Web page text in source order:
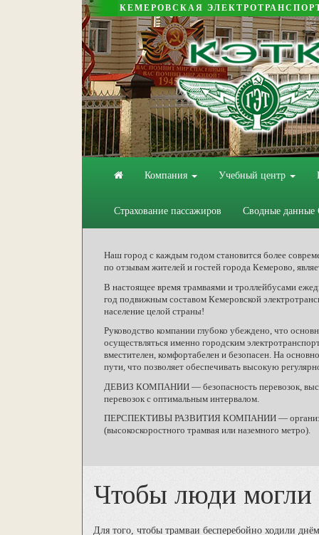
КЕМЕРОВСКАЯ
Компания Учебный центр
Страхование пассажиров Сводные
Наш город с каждым годом становится более
по отзывам жителей и гостей города Кемерово,
В настоящее время трамваями и троллейбусами
год подвижным составом Кемеровской
население целой страны!
Руководство компании глубоко убеждено, что
осуществляться именно городским
вместителен, комфортабелен и безопасен. На
пути, что позволяет обеспечивать высокую
ДЕВИЗ КОМПАНИИ — безопасность перевозок,
перевозок с оптимальным интервалом.
ПЕРСПЕКТИВЫ РАЗВИТИЯ КОМПАНИИ —
(высокоскоростного трамвая или наземного метро).
Чтобы люди могли
Для того, чтобы трамваи бесперебойно ходили